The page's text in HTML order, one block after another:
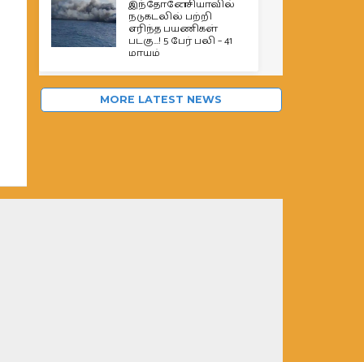
இந்தோனேசியாவில்
நடுகடலில் பற்றி
எரிந்த பயணிகள்
படகு…! 5 பேர் பலி – 41
மாயம்
MORE LATEST NEWS